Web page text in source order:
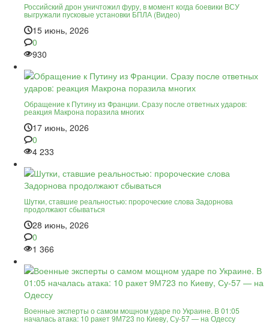
Российский дрон уничтожил фуру, в момент когда боевики ВСУ
выгружали пусковые установки БПЛА (Видео)
15 июнь, 2026
0
930
Обращение к Путину из Франции. Сразу после ответных ударов:
реакция Макрона поразила многих
17 июнь, 2026
0
4 233
Шутки, ставшие реальностью: пророческие слова Задорнова
продолжают сбываться
28 июнь, 2026
0
1 366
Военные эксперты о самом мощном ударе по Украине. В 01:05
началась атака: 10 ракет 9М723 по Киеву, Су-57 — на Одессу